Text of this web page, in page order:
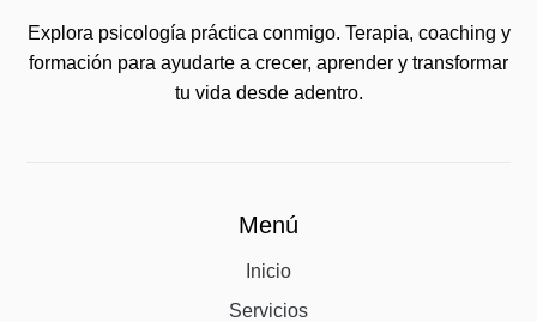
Explora psicología práctica conmigo. Terapia, coaching y
formación para ayudarte a crecer, aprender y transformar
tu vida desde adentro.
Menú
Inicio
Servicios